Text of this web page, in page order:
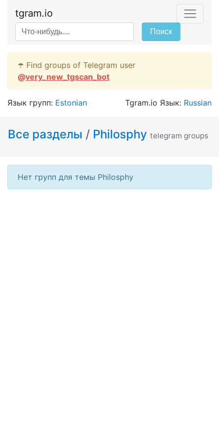
tgram.io
Поиск
☂️ Find groups of Telegram user
@very_new_tgscan_bot
Язык групп: Estonian Tgram.io Язык: Russian
Все разделы / Philosphy telegram groups
Нет групп для темы Philosphy